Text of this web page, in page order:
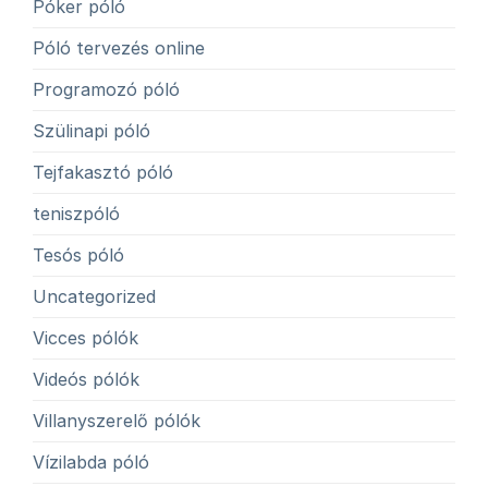
Póker póló
Póló tervezés online
Programozó póló
Szülinapi póló
Tejfakasztó póló
teniszpóló
Tesós póló
Uncategorized
Vicces pólók
Videós pólók
Villanyszerelő pólók
Vízilabda póló